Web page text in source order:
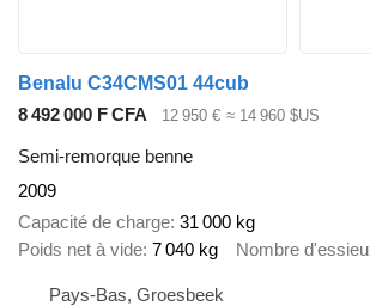
Benalu C34CMS01 44cub
8 492 000 F CFA
12 950 € ≈ 14 960 $US
Semi-remorque benne
2009
Capacité de charge 31 000 kg
Poids net à vide 7 040 kg Nombre
Pays-Bas, Groesbeek